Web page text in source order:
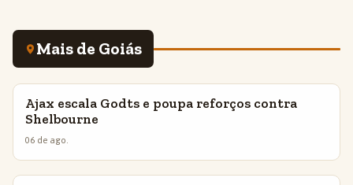
Mais de Goiás
INSIGHTS
Ajax escala Godts e poupa reforços contra
Shelbourne
06 de ago.